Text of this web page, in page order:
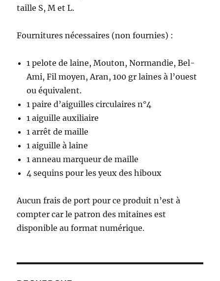
taille S, M et L.
Fournitures nécessaires (non fournies) :
1 pelote de laine, Mouton, Normandie, Bel-
Ami, Fil moyen, Aran, 100 gr laines à l’ouest
ou équivalent.
1 paire d’aiguilles circulaires n°4
1 aiguille auxiliaire
1 arrêt de maille
1 aiguille à laine
1 anneau marqueur de maille
4 sequins pour les yeux des hiboux
Aucun frais de port pour ce produit n’est à
compter car le patron des mitaines est
disponible au format numérique.